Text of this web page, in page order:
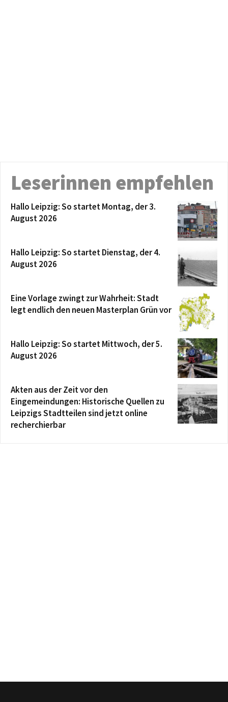
Leserinnen empfehlen
Hallo Leipzig: So startet Montag, der 3.
August 2026
Hallo Leipzig: So startet Dienstag, der 4.
August 2026
Eine Vorlage zwingt zur Wahrheit: Stadt
legt endlich den neuen Masterplan Grün vor
Hallo Leipzig: So startet Mittwoch, der 5.
August 2026
Akten aus der Zeit vor den
Eingemeindungen: Historische Quellen zu
Leipzigs Stadtteilen sind jetzt online
recherchierbar